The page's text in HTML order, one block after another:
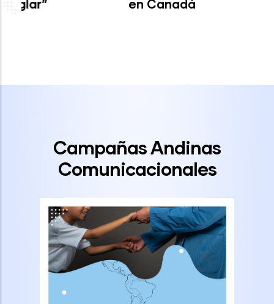
en Canadá
Campañas Andinas
Comunicacionales